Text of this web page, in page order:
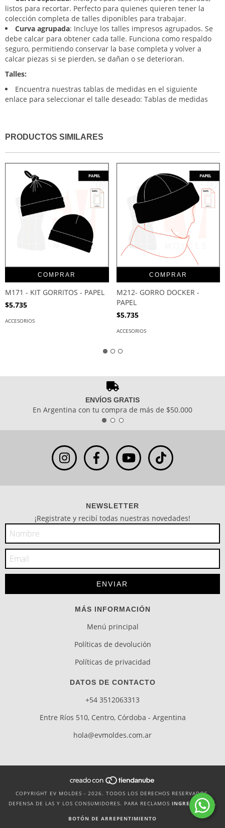
listos para recortar. Perfecto para quienes quieren tener la
colección completa de talles diponibles para trabajar.
Curva agrupada: Incluye los talles impresos agrupados. Se
debe calcar para obtener cada talle. Funciona como respaldo
seguro, permitiendo conservar la base completa y volver a
calcar piezas si se pierden, se dañan o se deterioran.
Talles:
Encuentra nuestras tablas de medidas en el siguiente
enlace para seleccionar el talle deseado: Tablas de medidas
PRODUCTOS SIMILARES
COMPRAR
M171 - KIT GORRITOS - PAPEL
$5.735
ACCESORIOS
COMPRAR
M212- GORRO DOCKER -
PAPEL
$5.735
ACCESORIOS
ENVÍOS GRATIS
En Argentina con tu compra de más de $50.000
NEWSLETTER
¡Registrate y recibí todas nuestras novedades!
MÁS INFORMACIÓN
Menú principal
Políticas de devolución
Políticas de privacidad
DATOS DE CONTACTO
+54 3512063313
Entre Ríos 510, Centro, Córdoba - Argentina
hola@evmoldes.com.ar
COPYRIGHT EV MOLDES - 2026. TODOS LOS DERECHOS RESERVADOS.
DEFENSA DE LAS Y LOS CONSUMIDORES. PARA RECLAMOS INGRESA AQUÍ.
BOTÓN DE ARREPENTIMIENTO